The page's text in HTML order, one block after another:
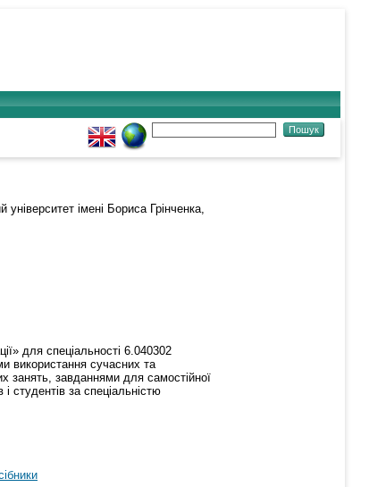
університет імені Бориса Грінченка,
для спеціальності 6.040302
використання сучасних та
занять, завданнями для самостійної
студентів за спеціальністю